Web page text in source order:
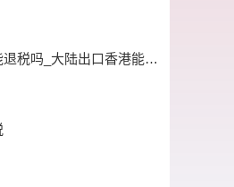
缴费的通告
税吗_大陆出口香港能退